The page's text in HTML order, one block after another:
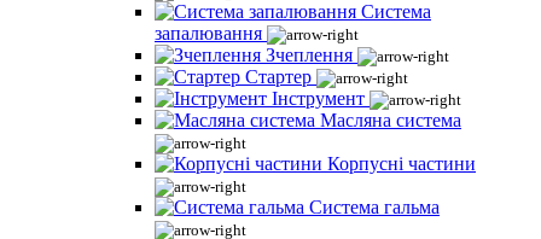
Система
запалювання
Зчеплення
Стартер
Інструмент
Масляна система
Корпусні частини
Система гальма